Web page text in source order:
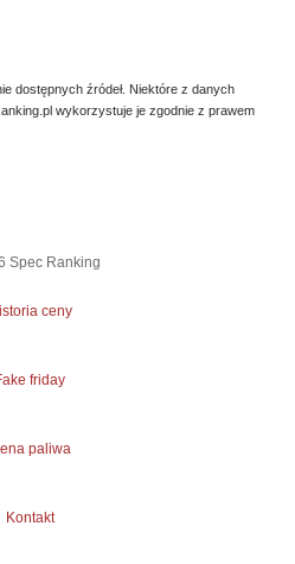
dostępnych źródeł. Niektóre z danych
wykorzystuje je zgodnie z prawem
Spec Ranking
ceny
friday
paliwa
Kontakt